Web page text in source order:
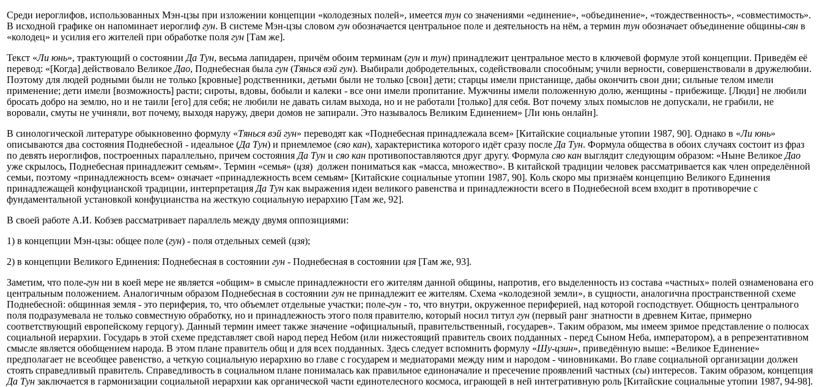
Среди иероглифов, использованных Мэн-цзы при изложении концепции «колодезных полей», имеется тун со значениями «единение», «объединение», «тождественность», «совместимость».
В исходной графике он напоминает иероглиф гун. В системе Мэн-цзы словом гун обозначается центральное поле и деятельность на нём, а термин тун обозначает объединение общины-сян в
«колодец» и усилия его жителей при обработке поля гун [Там же].
Текст «Ли юнь», трактующий о состоянии Да Тун, весьма лапидарен, причём обоим терминам (гун и тун) принадлежит центральное место в ключевой формуле этой концепции. Приведём её
перевод: «[Когда] действовало Великое Дао, Поднебесная была гун (Тянься вэй гун). Выбирали добродетельных, содействовали способным; учили верности, совершенствовали в дружелюбии.
Поэтому для людей родными были не только [кровные] родственники, детьми были не только [свои] дети; старцы имели пристанище, дабы окончить свои дни; сильные телом имели
применение; дети имели [возможность] расти; сироты, вдовы, бобыли и калеки - все они имели пропитание. Мужчины имели положенную долю, женщины - прибежище. [Люди] не любили
бросать добро на землю, но и не таили [его] для себя; не любили не давать силам выхода, но и не работали [только] для себя. Вот почему злых помыслов не допускали, не грабили, не
воровали, смуты не учиняли, вот почему, выходя наружу, двери домов не запирали. Это называлось Великим Единением» [Ли юнь онлайн].
В синологической литературе обыкновенно формулу «Тянься вэй гун» переводят как «Поднебесная принадлежала всем» [Китайские социальные утопии 1987, 90]. Однако в «Ли юнь»
описываются два состояния Поднебесной - идеальное (Да Тун) и приемлемое (сяо кан), характеристика которого идёт сразу после Да Тун. Формула общества в обоих случаях состоит из фраз
по девять иероглифов, построенных параллельно, причем состояния Да Тун и сяо кан противопоставляются друг другу. Формула сяо кан выглядит следующим образом: «Ныне Великое Дао
уже скрылось, Поднебесная принадлежит семьям». Термин «семья» (цзя) должен пониматься как «масса, множество». В китайской традиции человек рассматривается как член определённой
семьи, поэтому «принадлежность всем» означает «принадлежность всем семьям» [Китайские социальные утопии 1987, 90]. Коль скоро мы признаём концепцию Великого Единения
принадлежащей конфуцианской традиции, интерпретация Да Тун как выражения идеи великого равенства и принадлежности всего в Поднебесной всем входит в противоречие с
фундаментальной установкой конфуцианства на жесткую социальную иерархию [Там же, 92].
В своей работе А.И. Кобзев рассматривает параллель между двумя оппозициями:
1) в концепции Мэн-цзы: общее поле (гун) - поля отдельных семей (цзя);
2) в концепции Великого Единения: Поднебесная в состоянии гун - Поднебесная в состоянии цзя [Там же, 93].
Заметим, что поле-гун ни в коей мере не является «общим» в смысле принадлежности его жителям данной общины, напротив, его выделенность из состава «частных» полей ознаменована его
центральным положением. Аналогичным образом Поднебесная в состоянии гун не принадлежит ее жителям. Схема «колодезной земли», в сущности, аналогична пространственной схеме
Поднебесной: общинная земля - это периферия, то, что объемлет отдельные участки; поле-гун - то, что внутри, окруженное периферией, над которой господствует. Общность центрального
поля подразумевала не только совместную обработку, но и принадлежность этого поля правителю, который носил титул гун (первый ранг знатности в древнем Китае, примерно
соответствующий европейскому герцогу). Данный термин имеет также значение «официальный, правительственный, государев». Таким образом, мы имеем зримое представление о полюсах
социальной иерархии. Государь в этой схеме представляет свой народ перед Небом (или нижестоящий правитель своих подданных - перед Сыном Неба, императором), а в репрезентативном
смысле является обобщением народа. В этом плане правитель общ и для всех подданных. Здесь следует вспомнить формулу «Шу-цзин», приведённую выше: «Великое Единение»
предполагает не всеобщее равенство, а четкую социальную иерархию во главе с государем и медиаторами между ним и народом - чиновниками. Во главе социальной организации должен
стоять справедливый правитель. Справедливость в социальном плане понималась как правильное единоначалие и пресечение проявлений частных (сы) интересов. Таким образом, концепция
Да Тун заключается в гармонизации социальной иерархии как органической части единотелесного космоса, играющей в ней интегративную роль [Китайские социальные утопии 1987, 94-98].